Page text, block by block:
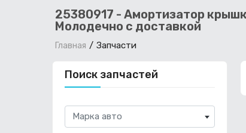
25380917 - Амортизатор
Молодечно с доставкой
Главная Запчасти
Поиск запчастей
Марка авто